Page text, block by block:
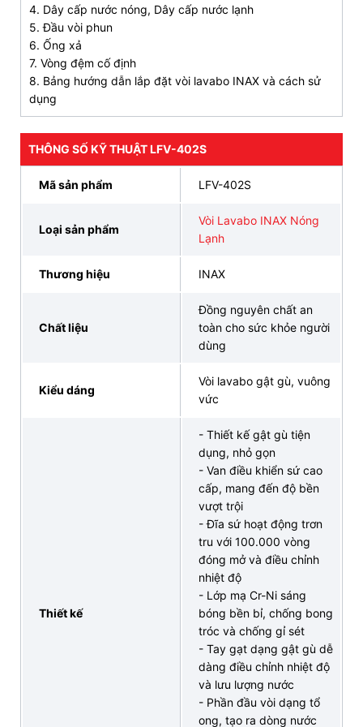
TRẢ GÓP 0% LÃI SUẤT, GIAO HÀNG SIÊU TỐC
ĐẶT HÀNG NGAY
3. Bản vẽ kỹ thuật củavòi nóng lạnh INAX
LFV-402S
Bản vẽ Vòi chậu rửa mặt INAX LFV-402S nóng lạnh
(Nguồn: INAX)
4. INAX Bán Lẻ Tại Kho chuyên cung cấp vòi
lavabo nóng lạnh INAX LFV-402S chất lượng
INAX Bán Lẻ Tại Kho tự hào cung cấp vòi lavabo
chính hãng, mang đến sự
tiện nghi vượt trội cho không gian phòng tắm của
chính hãng, bền bỉ, chất
minh bạch, quy trình
đổi trả
nhanh chóng, bảo vệ quyền lợi của khách hàng
4. Dây cấp nước nóng, Dây cấp nước lạnh
5. Đầu vòi phun
6. Ống xả
7. Vòng đệm cố định
8. Bảng hướng dẫn lắp đặt vòi lavabo INAX và cách sử
dụng
THÔNG SỐ KỸ THUẬT LFV-402S
Mã sản phẩm LFV-402S
Loại sản phẩm
Vòi Lavabo INAX Nóng
Lạnh
Thương hiệu INAX
Chất liệu
Đồng nguyên chất an
toàn cho sức khỏe người
dùng
Kiểu dáng
Vòi lavabo gật gù, vuông
vức
Thiết kế
- Thiết kế gật gù tiện
dụng, nhỏ gọn
- Van điều khiển sứ cao
cấp, mang đến độ bền
vượt trội
- Đĩa sứ hoạt động trơn
tru với 100.000 vòng
đóng mở và điều chỉnh
nhiệt độ
- Lớp mạ Cr-Ni sáng
bóng bền bỉ, chống bong
tróc và chống gỉ sét
- Tay gạt dạng gật gù dễ
dàng điều chỉnh nhiệt độ
và lưu lượng nước
- Phần đầu vòi dạng tổ
ong, tạo ra dòng nước